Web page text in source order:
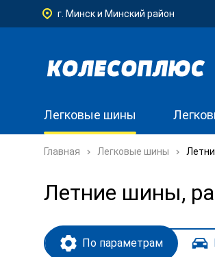
г. Минск и Минский район
Легковые шины
Главная Легковые шины
Летние шины,
По параметрам